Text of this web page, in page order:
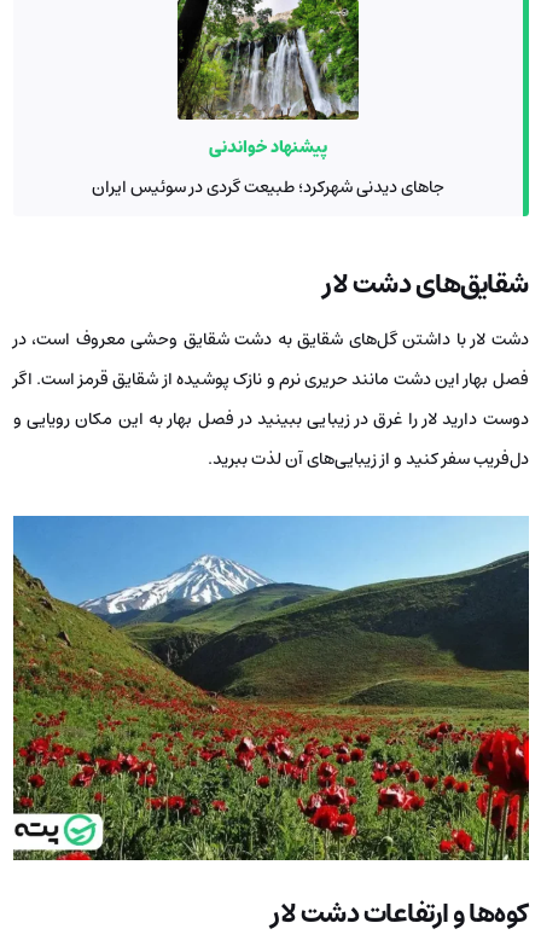
پیشنهاد خواندنی
جاهای دیدنی شهرکرد؛ طبیعت گردی در سوئیس ایران
شقایق‌های دشت لار
دشت لار با داشتن گل‌های شقایق به دشت شقایق وحشی معروف است، در
فصل بهار این دشت مانند حریری نرم و نازک پوشیده از شقایق قرمز است. اگر
دوست‌ دارید لار را غرق در زیبایی ببینید در فصل بهار به این مکان رویایی و
دل‌فریب سفر کنید و از زیبایی‌های آن لذت ببرید.
کوه‌ها و ارتفاعات دشت لار